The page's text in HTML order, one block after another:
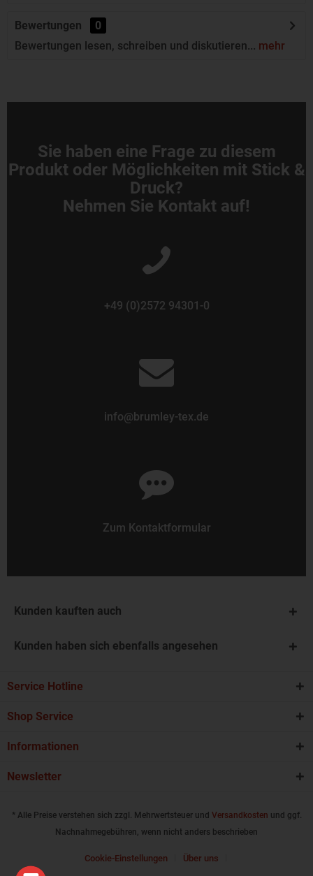
Bewertungen
0
Bewertungen lesen, schreiben und diskutieren... mehr
Sie haben eine Frage zu diesem
Produkt oder Möglichkeiten mit Stick &
Druck?
Nehmen Sie Kontakt auf!
+49 (0)2572 94301-0
info@brumley-tex.de
Zum Kontaktformular
Kunden kauften auch
Kunden haben sich ebenfalls angesehen
Service Hotline
Shop Service
Informationen
Newsletter
* Alle Preise verstehen sich zzgl. Mehrwertsteuer und Versandkosten und ggf.
Nachnahmegebühren, wenn nicht anders beschrieben
Cookie-Einstellungen Über uns